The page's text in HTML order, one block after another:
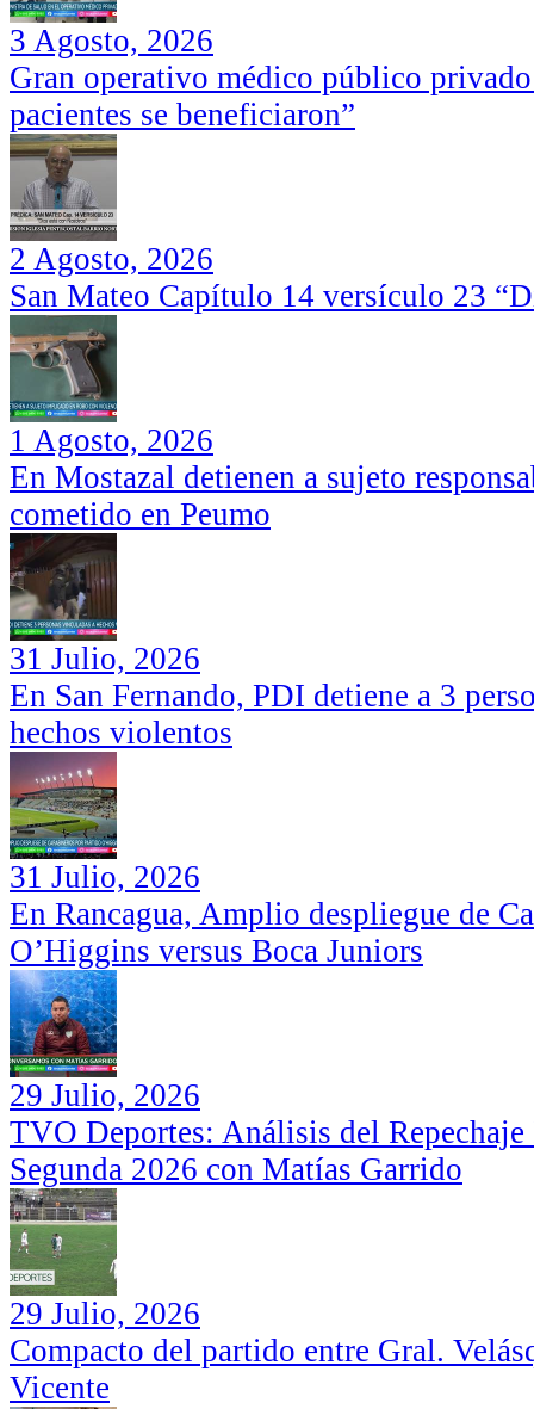
3 Agosto, 2026
Gran operativo médico público
pacientes se beneficiaron”
2 Agosto, 2026
San Mateo Capítulo 14 versículo 23
1 Agosto, 2026
En Mostazal detienen a sujeto
cometido en Peumo
31 Julio, 2026
En San Fernando, PDI detiene a 3
hechos violentos
31 Julio, 2026
En Rancagua, Amplio despliegue de
O’Higgins versus Boca Juniors
29 Julio, 2026
TVO Deportes: Análisis del
Segunda 2026 con Matías Garrido
29 Julio, 2026
Compacto del partido entre Gral.
Vicente